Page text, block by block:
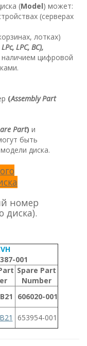
(Model) может:
(серверах
лотках)
LPc, LPC, BC),
наличием цифровой
(Assembly Part
Part) и
быть
диска.
номер
диска).
001
Spare Part
Number
606020-001
653954​-001